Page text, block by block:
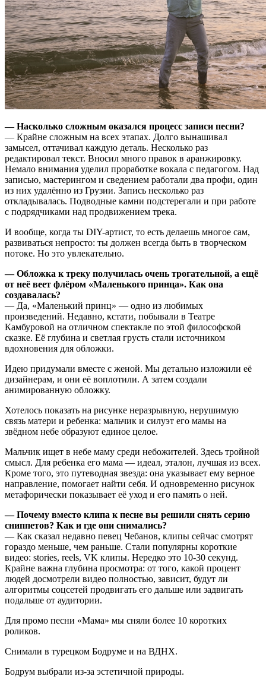
— Насколько сложным оказался процесс записи песни?
— Крайне сложным на всех этапах. Долго вынашивал
замысел, оттачивал каждую деталь. Несколько раз
редактировал текст. Вносил много правок в аранжировку.
Немало внимания уделил проработке вокала с педагогом. Над
записью, мастерингом и сведением работали два профи, один
из них удалённо из Грузии. Запись несколько раз
откладывалась. Подводные камни подстерегали и при работе
с подрядчиками над продвижением трека.
И вообще, когда ты DIY-артист, то есть делаешь многое сам,
развиваться непросто: ты должен всегда быть в творческом
потоке. Но это увлекательно.
— Обложка к треку получилась очень трогательной, а ещё
от неё веет флёром «Маленького принца». Как она
создавалась?
— Да, «Маленький принц» — одно из любимых
произведений. Недавно, кстати, побывали в Театре
Камбуровой на отличном спектакле по этой философской
сказке. Её глубина и светлая грусть стали источником
вдохновения для обложки.
Идею придумали вместе с женой. Мы детально изложили её
дизайнерам, и они её воплотили. А затем создали
анимированную обложку.
Хотелось показать на рисунке неразрывную, нерушимую
связь матери и ребенка: мальчик и силуэт его мамы на
звёдном небе образуют единое целое.
Мальчик ищет в небе маму среди небожителей. Здесь тройной
смысл. Для ребенка его мама — идеал, эталон, лучшая из всех.
Кроме того, это путеводная звезда: она указывает ему верное
направление, помогает найти себя. И одновременно рисунок
метафорически показывает её уход и его память о ней.
— Почему вместо клипа к песне вы решили снять серию
сниппетов? Как и где они снимались?
— Как сказал недавно певец Чебанов, клипы сейчас смотрят
гораздо меньше, чем раньше. Стали популярны короткие
видео: stories, reels, VK клипы. Нередко это 10-30 секунд.
Крайне важна глубина просмотра: от того, какой процент
людей досмотрели видео полностью, зависит, будут ли
алгоритмы соцсетей продвигать его дальше или задвигать
подальше от аудитории.
Для промо песни «Мама» мы сняли более 10 коротких
роликов.
Снимали в турецком Бодруме и на ВДНХ.
Бодрум выбрали из-за эстетичной природы.